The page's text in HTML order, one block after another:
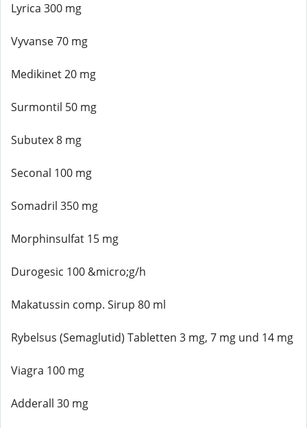
Lyrica 300 mg
Vyvanse 70 mg
Medikinet 20 mg
Surmontil 50 mg
Subutex 8 mg
Seconal 100 mg
Somadril 350 mg
Morphinsulfat 15 mg
Durogesic 100 &micro;g/h
Makatussin comp. Sirup 80 ml
Rybelsus (Semaglutid) Tabletten 3 mg, 7 mg und 14 mg
Viagra 100 mg
Adderall 30 mg